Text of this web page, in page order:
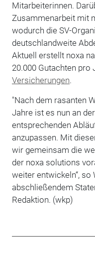
Mitarbeiterinnen.
Zusammenarbeit mit
wodurch die SV-
deutschlandweite
Aktuell erstellt noxa
20.000 Gutachten pro
Versicherungen.
"Nach dem rasanten
Jahre ist es nun an
entsprechenden
anzupassen. Mit
wir gemeinsam die
der noxa solutions
weiter entwickeln“, so
abschließendem
Redaktion. (wkp)